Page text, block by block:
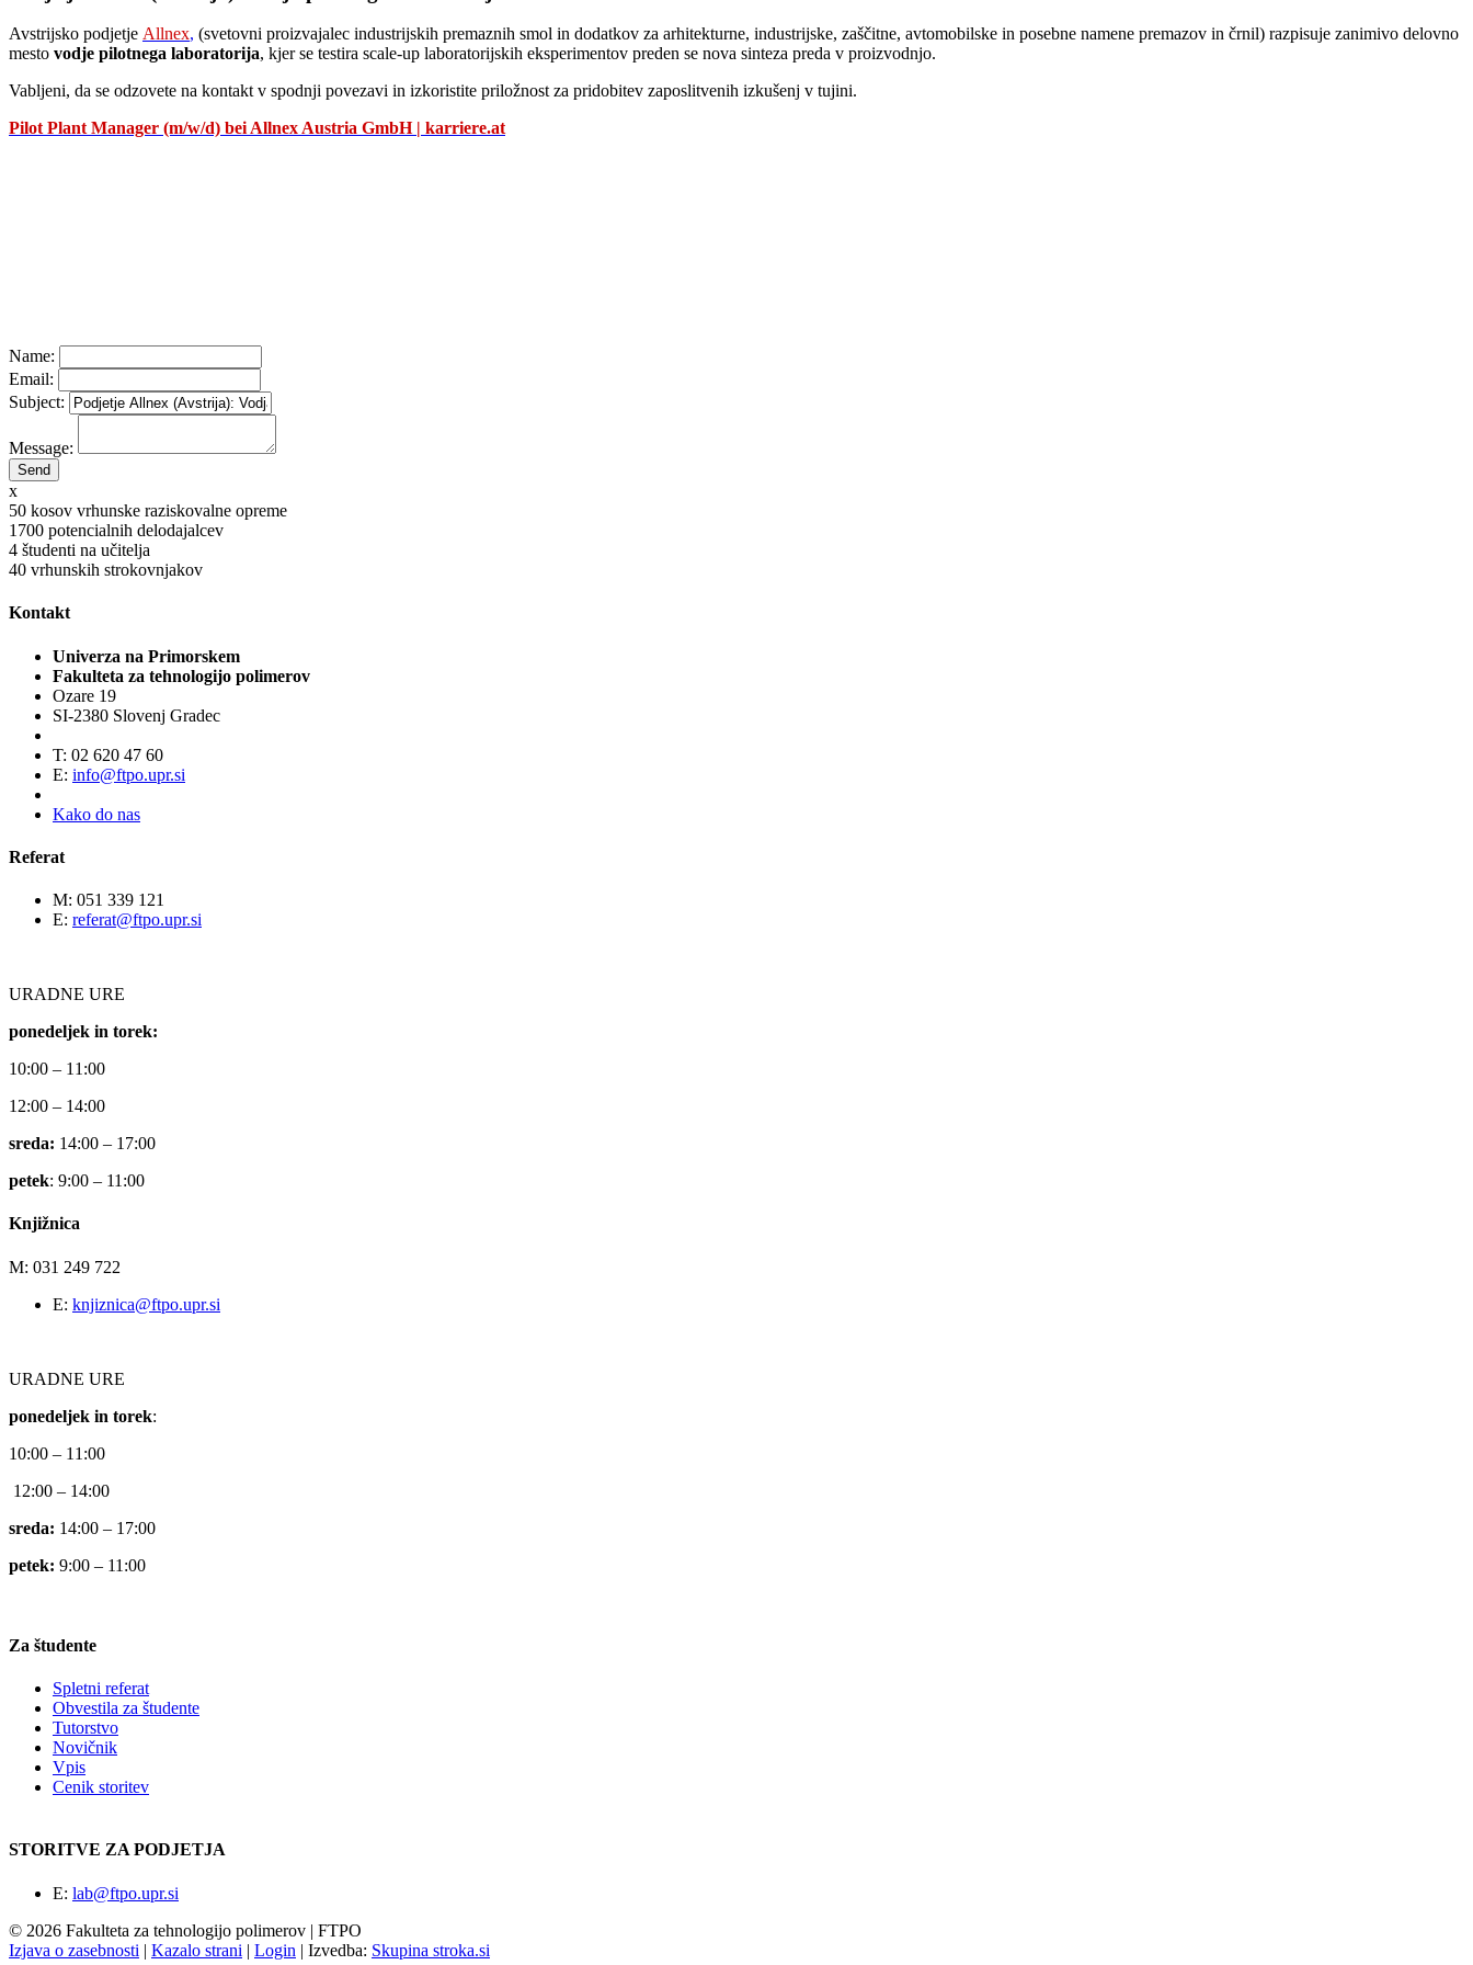
Avstrijsko podjetje Allnex, (svetovni proizvajalec industrijskih premaznih smol in dodatkov za arhitekturne, industrijske, zaščitne, avtomobilske in posebne namene premazov in črnil) razpisuje zanimivo delovno
mesto vodje pilotnega laboratorija, kjer se testira scale-up laboratorijskih eksperimentov preden se nova sinteza preda v proizvodnjo.
Vabljeni, da se odzovete na kontakt v spodnji povezavi in izkoristite priložnost za pridobitev zaposlitvenih izkušenj v tujini.
Pilot Plant Manager (m/w/d) bei Allnex Austria GmbH | karriere.at
Name:
Email:
Subject:
Message:
x
50 kosov vrhunske raziskovalne opreme
1700 potencialnih delodajalcev
4 študenti na učitelja
40 vrhunskih strokovnjakov
Kontakt
Univerza na Primorskem
Fakulteta za tehnologijo polimerov
Ozare 19
SI-2380 Slovenj Gradec
T: 02 620 47 60
E: info@ftpo.upr.si
Kako do nas
Referat
M: 051 339 121
E: referat@ftpo.upr.si
URADNE URE
ponedeljek in torek:
10:00 – 11:00
12:00 – 14:00
sreda: 14:00 – 17:00
petek: 9:00 – 11:00
Knjižnica
M: 031 249 722
E: knjiznica@ftpo.upr.si
URADNE URE
ponedeljek in torek:
10:00 – 11:00
12:00 – 14:00
sreda: 14:00 – 17:00
petek: 9:00 – 11:00
Za študente
Spletni referat
Obvestila za študente
Tutorstvo
Novičnik
Vpis
Cenik storitev
STORITVE ZA PODJETJA
E: lab@ftpo.upr.si
© 2026 Fakulteta za tehnologijo polimerov | FTPO
Izjava o zasebnosti | Kazalo strani | Login | Izvedba: Skupina stroka.si